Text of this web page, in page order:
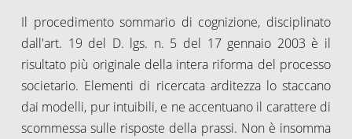
Il procedimento sommario di cognizione, disciplinato
dall'art. 19 del D. lgs. n. 5 del 17 gennaio 2003 è il
risultato più originale della intera riforma del processo
societario. Elementi di ricercata arditezza lo staccano
dai modelli, pur intuibili, e ne accentuano il carattere di
scommessa sulle risposte della prassi. Non è insomma